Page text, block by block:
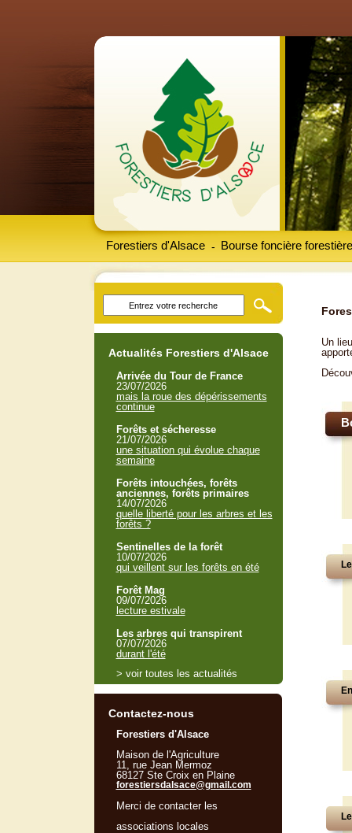
Forestiers d'Alsace Bourse foncière forestière
-
Un
Actualités Forestiers d'Alsace
Arrivée du Tour de France
23/07/2026
mais la roue des dépérissements
continue
Forêts et sécheresse
21/07/2026
une situation qui évolue chaque
semaine
Forêts intouchées, forêts
anciennes, forêts primaires
14/07/2026
quelle liberté pour les arbres et les
forêts ?
Sentinelles de la forêt
10/07/2026
qui veillent sur les forêts en été
Forêt Mag
09/07/2026
lecture estivale
Les arbres qui transpirent
07/07/2026
durant l'été
> voir toutes les actualités
Contactez-nous
Forestiers d'Alsace
Maison de l'Agriculture
11, rue Jean Mermoz
68127 Ste Croix en Plaine
forestiersdalsace@gmail.com
Merci de contacter les
associations locales